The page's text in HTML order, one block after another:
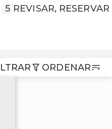
5 REVISAR, RESERVAR
ORDENAR